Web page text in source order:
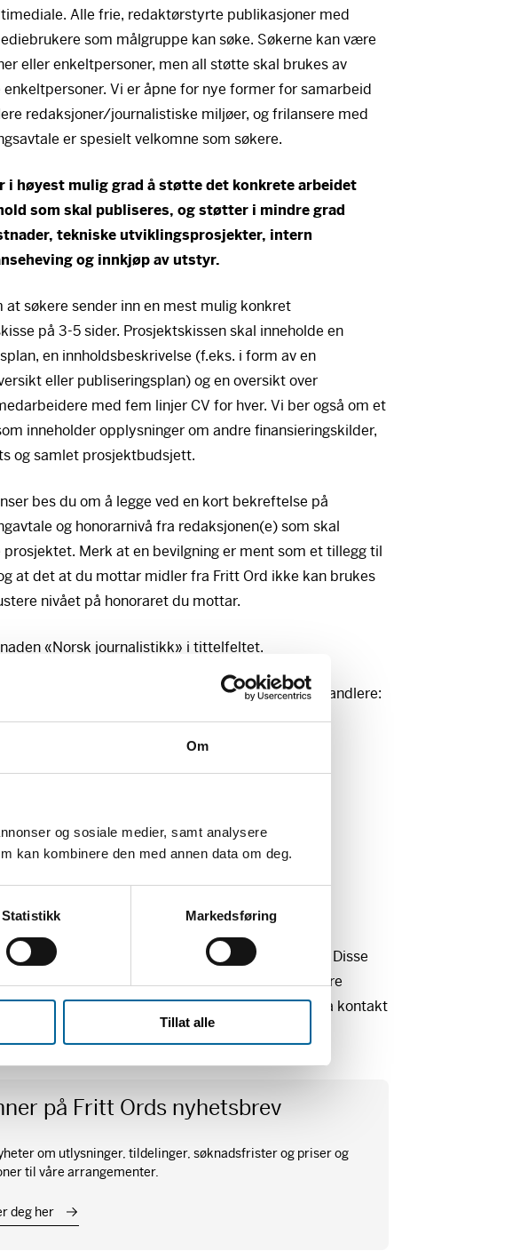
Om
og sosiale medier, samt analysere
kan kombinere den med annen data om deg.
Statistikk Markedsføring
Tillat alle
Alle frie, redaktørstyrte publikasjoner med
som målgruppe kan søke. Søkerne kan være
eller enkeltpersoner, men all støtte skal brukes av
enkeltpersoner. Vi er åpne for nye former for samarbeid
redaksjoner/journalistiske miljøer, og frilansere med
er spesielt velkomne som søkere.
i høyest mulig grad å støtte det konkrete arbeidet
som skal publiseres, og støtter i mindre grad
tekniske utviklingsprosjekter, intern
og innkjøp av utstyr.
at søkere sender inn en mest mulig konkret
på 3-5 sider. Prosjektskissen skal inneholde en
en innholdsbeskrivelse (f.eks. i form av en
eller publiseringsplan) og en oversikt over
med fem linjer CV for hver. Vi ber også om et
inneholder opplysninger om andre finansieringskilder,
og samlet prosjektbudsjett.
bes du om å legge ved en kort bekreftelse på
og honorarnivå fra redaksjonen(e) som skal
prosjektet. Merk at en bevilgning er ment som et tillegg til
at det at du mottar midler fra Fritt Ord ikke kan brukes
nivået på honoraret du mottar.
«Norsk journalistikk» i tittelfeltet.
ta gjerne kontakt med våre saksbehandlere:
telefon 23014640
Knut Olav Åmås, direktør (e-postadresse:
midlene satt av til Norsk journalistikk kommer
dokumentarfoto og journalistisk sakprosa. Disse
viktige prioriteringer for Fritt Ord i de ordinære
og faller ikke innunder denne ordningen. Ta kontakt
har spørsmål knyttet til dette.
på Fritt Ords nyhetsbrev
om utlysninger, tildelinger, søknadsfrister og priser og
til våre arrangementer.
deg her